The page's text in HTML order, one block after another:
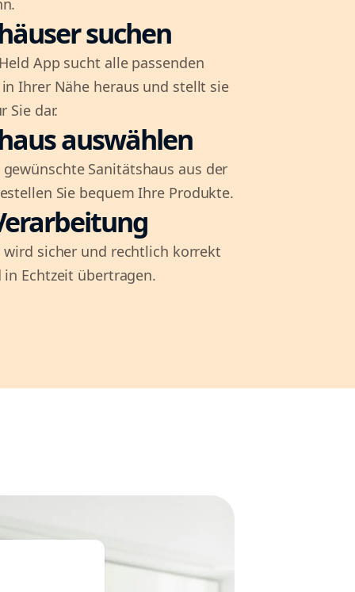
suchen
App sucht alle passenden
Ihrer Nähe heraus und stellt sie
Sie dar.
auswählen
gewünschte Sanitätshaus aus der
Sie bequem Ihre Produkte.
sicher und rechtlich korrekt
Echtzeit übertragen.